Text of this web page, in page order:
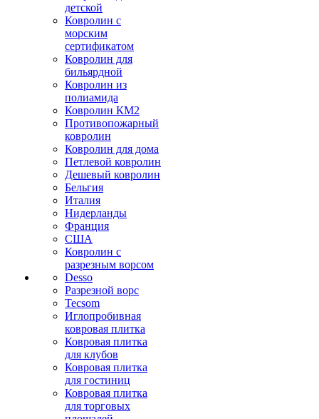
детской
Ковролин с
морским
сертификатом
Ковролин для
бильярдной
Ковролин из
полиамида
Ковролин КМ2
Противопожарный
ковролин
Ковролин для дома
Петлевой ковролин
Дешевый ковролин
Бельгия
Италия
Нидерланды
Франция
США
Ковролин с
разрезным ворсом
Desso
Разрезной ворс
Tecsom
Иглопробивная
ковровая плитка
Ковровая плитка
для клубов
Ковровая плитка
для гостиниц
Ковровая плитка
для торговых